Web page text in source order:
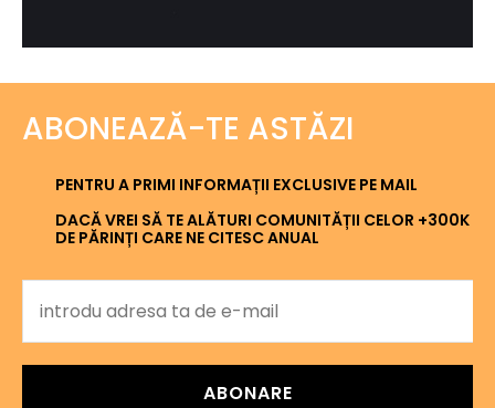
ABONEAZĂ-TE ASTĂZI
PENTRU A PRIMI INFORMAȚII EXCLUSIVE PE MAIL
DACĂ VREI SĂ TE ALĂTURI COMUNITĂȚII CELOR +300K
DE PĂRINȚI CARE NE CITESC ANUAL
ABONARE